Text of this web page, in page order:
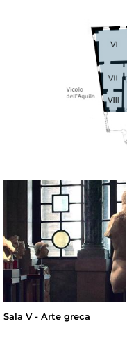
Sala V - Arte greca